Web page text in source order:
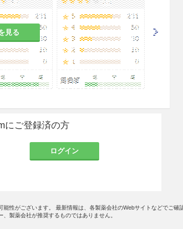
見る
にご登録済の方
ログイン
性がございます。 最新情報は、各製薬会社のWebサイトなどでご確
製薬会社が推奨するものではありません。